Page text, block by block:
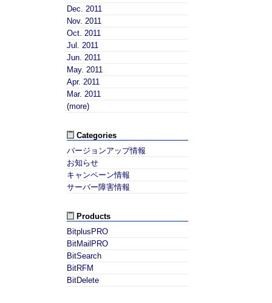
Dec. 2011
Nov. 2011
Oct. 2011
Jul. 2011
Jun. 2011
May. 2011
Apr. 2011
Mar. 2011
(more)
Categories
バージョンアップ情報
お知らせ
キャンペーン情報
サーバー障害情報
Products
BitplusPRO
BitMailPRO
BitSearch
BitRFM
BitDelete